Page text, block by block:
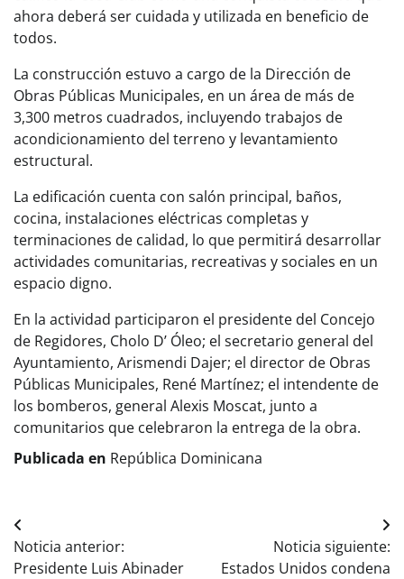
ahora deberá ser cuidada y utilizada en beneficio de
todos.
La construcción estuvo a cargo de la Dirección de
Obras Públicas Municipales, en un área de más de
3,300 metros cuadrados, incluyendo trabajos de
acondicionamiento del terreno y levantamiento
estructural.
La edificación cuenta con salón principal, baños,
cocina, instalaciones eléctricas completas y
terminaciones de calidad, lo que permitirá desarrollar
actividades comunitarias, recreativas y sociales en un
espacio digno.
En la actividad participaron el presidente del Concejo
de Regidores, Cholo D’ Óleo; el secretario general del
Ayuntamiento, Arismendi Dajer; el director de Obras
Públicas Municipales, René Martínez; el intendente de
los bomberos, general Alexis Moscat, junto a
comunitarios que celebraron la entrega de la obra.
Publicada en República Dominicana
Navegación
de
Noticia anterior:
Presidente Luis Abinader
Noticia siguiente:
Estados Unidos condena